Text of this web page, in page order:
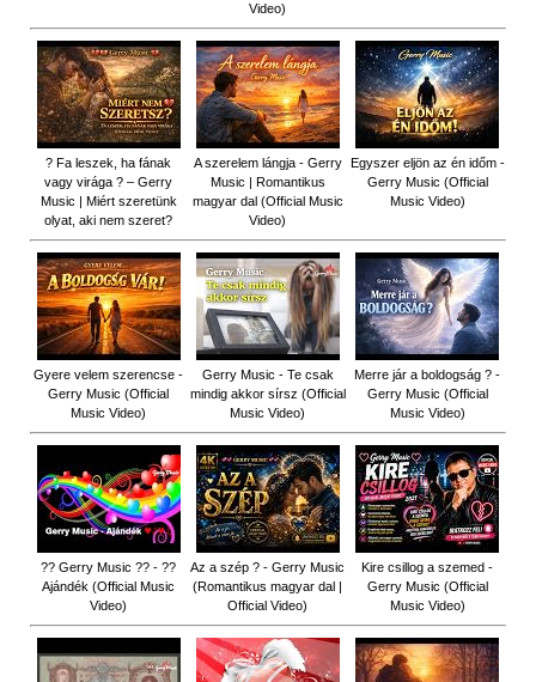
Video)
? Fa leszek, ha fának
vagy virága ? – Gerry
Music | Miért szeretünk
olyat, aki nem szeret?
A szerelem lángja - Gerry
Music | Romantikus
magyar dal (Official Music
Video)
Egyszer eljön az én időm -
Gerry Music (Official
Music Video)
Gyere velem szerencse -
Gerry Music (Official
Music Video)
Gerry Music - Te csak
mindig akkor sírsz (Official
Music Video)
Merre jár a boldogság ? -
Gerry Music (Official
Music Video)
?? Gerry Music ?? - ??
Ajándék (Official Music
Video)
Az a szép ? - Gerry Music
(Romantikus magyar dal |
Official Video)
Kire csillog a szemed -
Gerry Music (Official
Music Video)